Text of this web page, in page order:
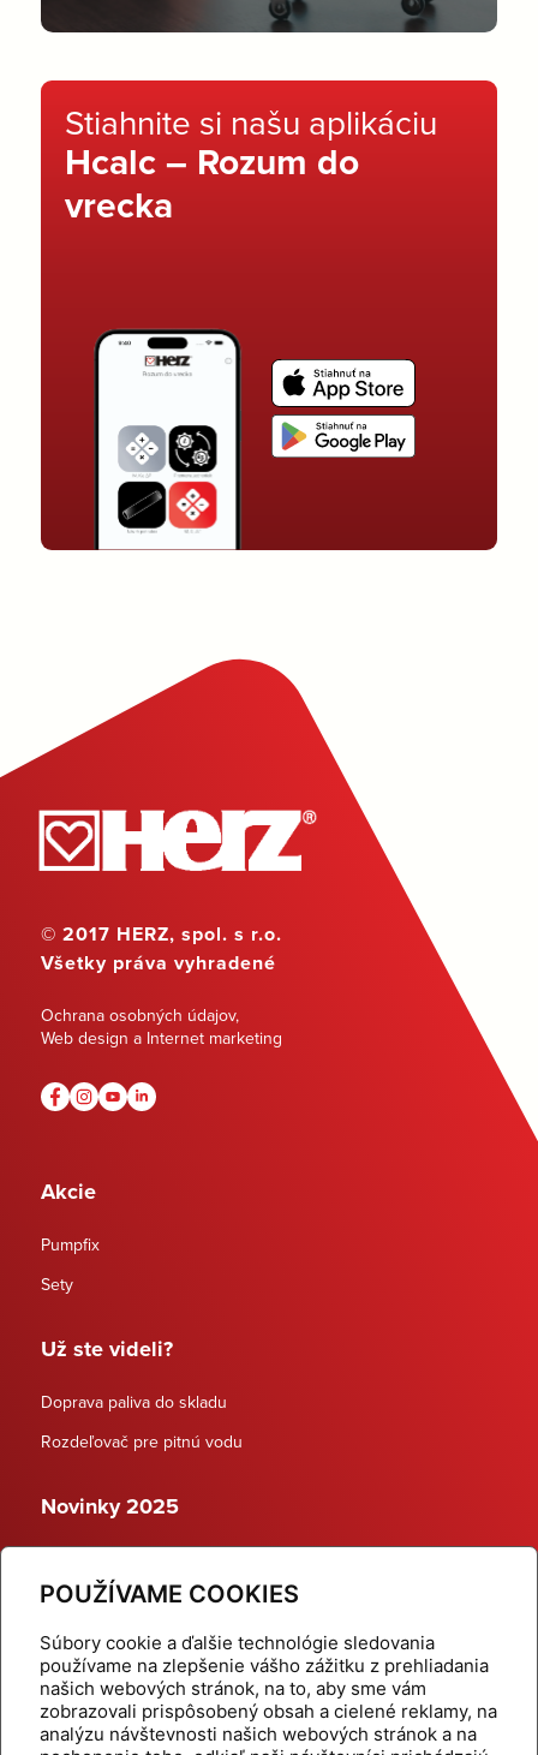
POUŽÍVAME COOKIES
Súbory cookie a ďalšie technológie sledovania
používame na zlepšenie vášho zážitku z prehliadania
našich webových stránok, na to, aby sme vám
zobrazovali prispôsobený obsah a cielené reklamy, na
analýzu návštevnosti našich webových stránok a na
Stiahnite si našu aplikáciu
Hcalc – Rozum do
vrecka
© 2017 HERZ, spol. s r.o.
Všetky práva vyhradené
Ochrana osobných údajov,
Web design a Internet marketing
Akcie
Pumpfix
Sety
Už ste videli?
Doprava paliva do skladu
Rozdeľovač pre pitnú vodu
Novinky 2025
Dynamické termostatické ventily
Domov
Produkty